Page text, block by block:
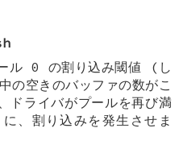
ル 0 の割り込み閾値 (し
の空きのバッファの数がこ
ドライバがプールを再び満
、割り込みを発生させま